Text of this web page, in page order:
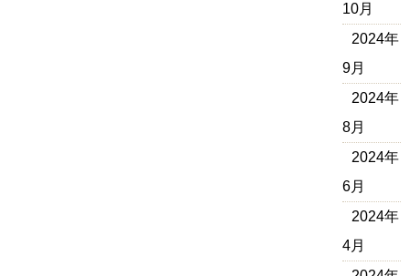
10月
2024年
9月
2024年
8月
2024年
6月
2024年
4月